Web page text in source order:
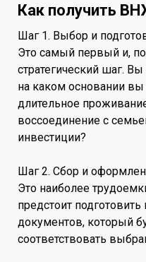
Как получить
Шаг 1. Выбор и
Это самый первый и,
стратегический шаг.
на каком основании вы
длительное
воссоединение с
инвестиции?
Шаг 2. Сбор и
Это наиболее
предстоит
документов, который
соответствовать